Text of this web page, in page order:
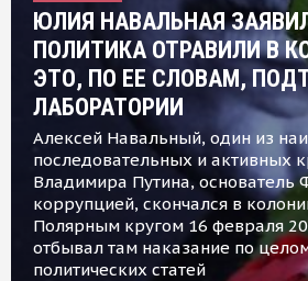
ЮЛИЯ НАВАЛЬНАЯ
ПОЛИТИКА ОТРАВИЛИ В
ЭТО, ПО ЕЕ СЛОВАМ,
ЛАБОРАТОРИИ
Алексей Навальный, один из
последовательных и активных
Владимира Путина, основатель
коррупцией, скончался в
Полярным кругом 16 февраля
отбывал там наказание по
политических статей